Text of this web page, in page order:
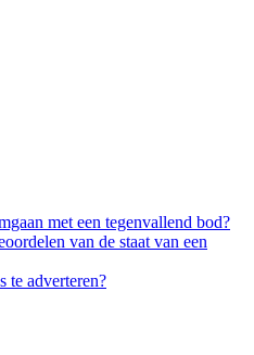
met een tegenvallend bod?
van de staat van een
te adverteren?